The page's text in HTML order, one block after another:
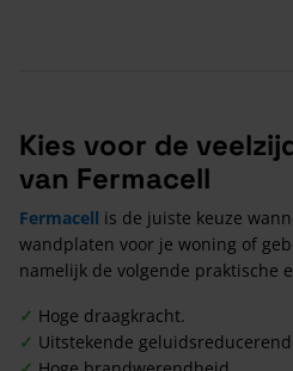
Kies voor de
van Fermacell
Fermacell is de juiste keuze
wandplaten voor je woning of
namelijk de volgende praktische
✓ Hoge draagkracht.
✓ Uitstekende